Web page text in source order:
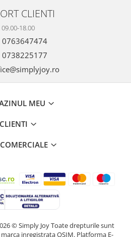
CLIENTI
09.00-18.00
0763647474
0738225177
MEU
CLIENTI
© Simply Joy Toate drepturile sunt
inregistrata OSIM. Platforma E-